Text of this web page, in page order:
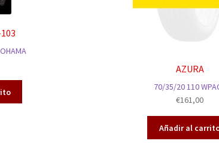
AZURA
70/35/20 110
€161,00
Añadir al